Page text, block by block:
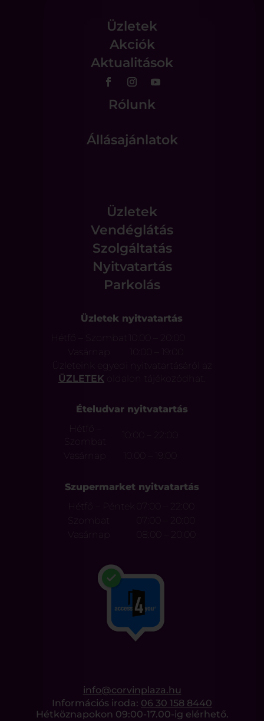
Üzletek
Akciók
Aktualitások
Rólunk
Állásajánlatok
Üzletek
Vendéglátás
Szolgáltatás
Nyitvatartás
Parkolás
Üzletek nyitvatartás
Hétfő – Szombat
Vasárnap
Üzleteink egyedi nyitvatartásáról az
ÜZLETEK oldalon tájékozódhat.
Ételudvar nyitvatartás
Hétfő –
Szombat
Vasárnap
Szupermarket nyitvatartás
Hétfő – Péntek
Szombat
Vasárnap
08:00 – 20:00
info@corvinplaza.hu
Információs iroda: 06 30 158 8440
Hétköznapokon 09:00-17.00-ig elérhető.